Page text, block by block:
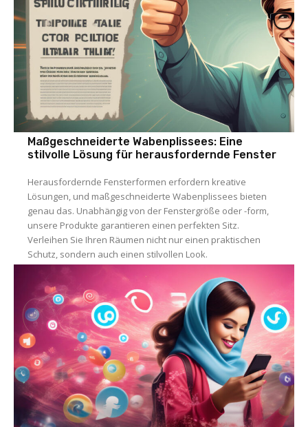
Maßgeschneiderte Wabenplissees: Eine
stilvolle Lösung für herausfordernde Fenster
Herausfordernde Fensterformen erfordern kreative
Lösungen, und maßgeschneiderte Wabenplissees bieten
genau das. Unabhängig von der Fenstergröße oder -form,
unsere Produkte garantieren einen perfekten Sitz.
Verleihen Sie Ihren Räumen nicht nur einen praktischen
Schutz, sondern auch einen stilvollen Look.